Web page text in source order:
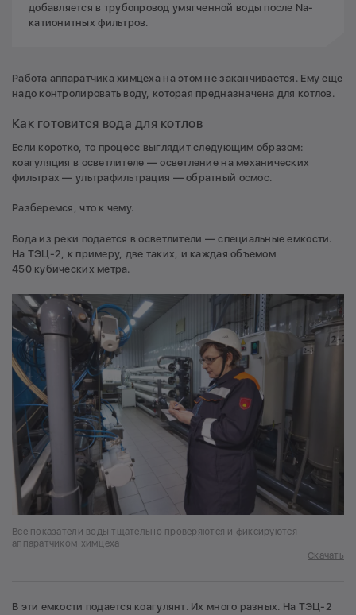
добавляется в трубопровод умягченной воды после Nа-
катионитных фильтров.
Работа аппаратчика химцеха на этом не заканчивается. Ему еще
надо контролировать воду, которая предназначена для котлов.
Как готовится вода для котлов
Если коротко, то процесс выглядит следующим образом:
коагуляция в осветлителе — осветление на механических
фильтрах — ультрафильтрация — обратный осмос.
Разберемся, что к чему.
Вода из реки подается в осветлители — специальные емкости.
На ТЭЦ-2, к примеру, две таких, и каждая объемом
450 кубических метра.
Все показатели воды тщательно проверяются и фиксируются
аппаратчиком химцеха
Скачать
В эти емкости подается коагулянт. Их много разных. На ТЭЦ-2